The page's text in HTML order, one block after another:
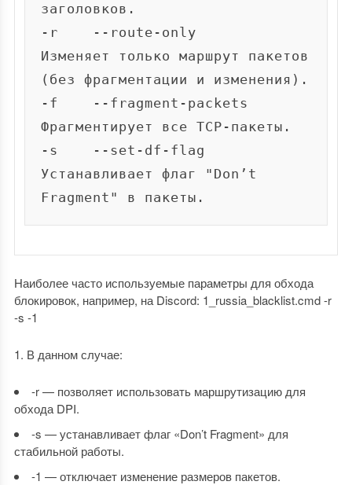
заголовков.
-r    --route-only
Изменяет только маршрут пакетов
(без фрагментации и изменения).
-f    --fragment-packets
Фрагментирует все TCP-пакеты.
-s    --set-df-flag
Устанавливает флаг "Don’t
Наиболее часто используемые параметры для обхода
блокировок, например, на Discord: 1_russia_blacklist.cmd -r
-s -1
В данном случае:
-r — позволяет использовать маршрутизацию для
обхода DPI.
-s — устанавливает флаг «Don’t Fragment» для
стабильной работы.
-1 — отключает изменение размеров пакетов.